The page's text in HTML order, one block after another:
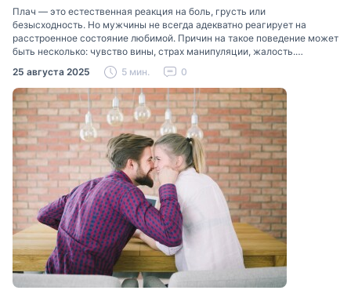
Плач — это естественная реакция на боль, грусть или
безысходность. Но мужчины не всегда адекватно реагирует на
расстроенное состояние любимой. Причин на такое поведение может
быть несколько: чувство вины, страх манипуляции, жалость.
Разобраться, почему мужчины боятся женских слез, помогут советы
психологов…
25 августа 2025 5 мин. 0